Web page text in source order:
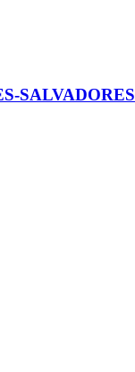
SALVADORES